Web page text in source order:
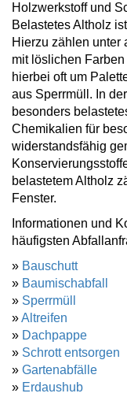
Holzwerkstoff und
Belastetes Altholz
Hierzu zählen unter
mit löslichen
hierbei oft um
aus Sperrmüll. In
besonders
Chemikalien für
widerstandsfähig
belastetem Altholz
Fenster.
Informationen und
häufigsten
» Bauschutt
» Baumischabfall
» Sperrmüll
»Altreifen
» Dachpappe
» Schrott entsorgen
» Gartenabfälle
» Erdaushub